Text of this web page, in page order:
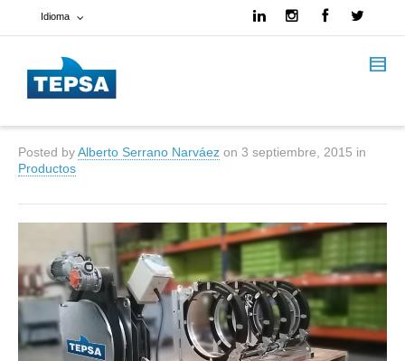
Idioma
Francés
Español
Inglés
Posted byAlberto Serrano Narváez on 3 septiembre, 2015 in
Productos